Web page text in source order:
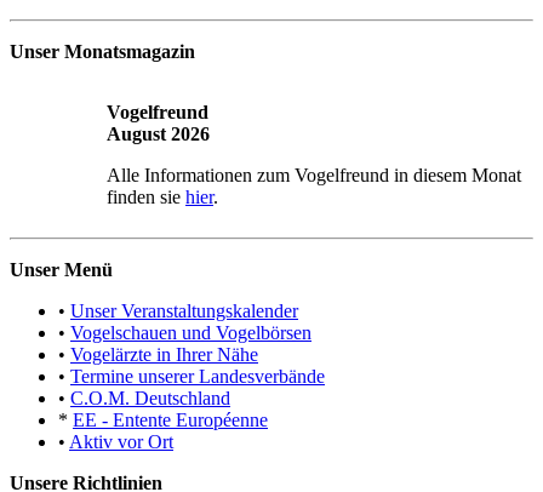
Unser Monatsmagazin
Vogelfreund
August 2026
Alle Informationen zum Vogelfreund in diesem Monat
finden sie hier.
Unser Menü
• Unser Veranstaltungskalender
• Vogelschauen und Vogelbörsen
• Vogelärzte in Ihrer Nähe
• Termine unserer Landesverbände
• C.O.M. Deutschland
* EE - Entente Européenne
• Aktiv vor Ort
Unsere Richtlinien